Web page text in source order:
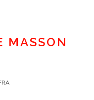
MASSON